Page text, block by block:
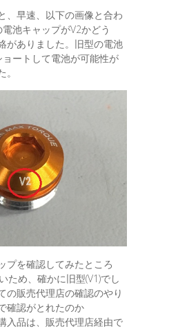
、早速、以下の画像と合わ
池キャップがV2かどう
がありました。旧型の電池
ョートして電池が可能性が
プを確認してみたところ
ため、確かに旧型(V1)でし
の販売代理店の確認のやり
確認がとれたのか
入品は、販売代理店経由で